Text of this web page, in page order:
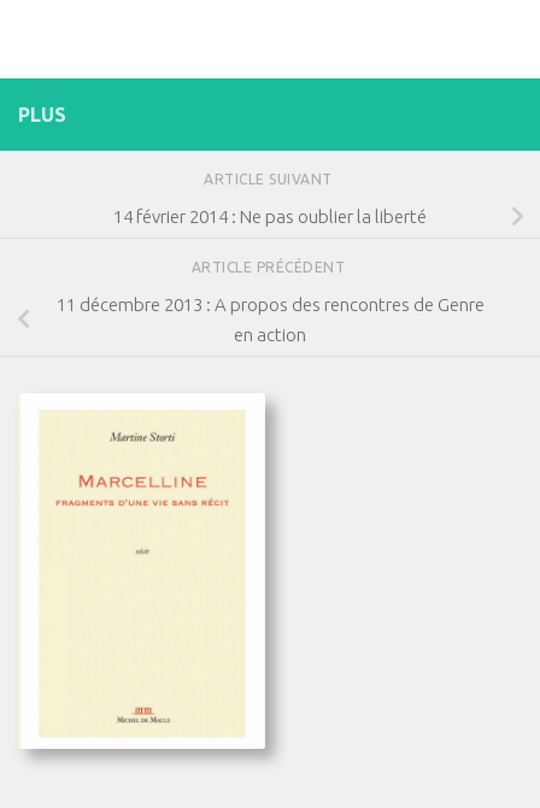
PLUS
ARTICLE SUIVANT
14 février 2014 : Ne pas oublier la liberté
ARTICLE PRÉCÉDENT
11 décembre 2013 : A propos des rencontres de Genre
en action